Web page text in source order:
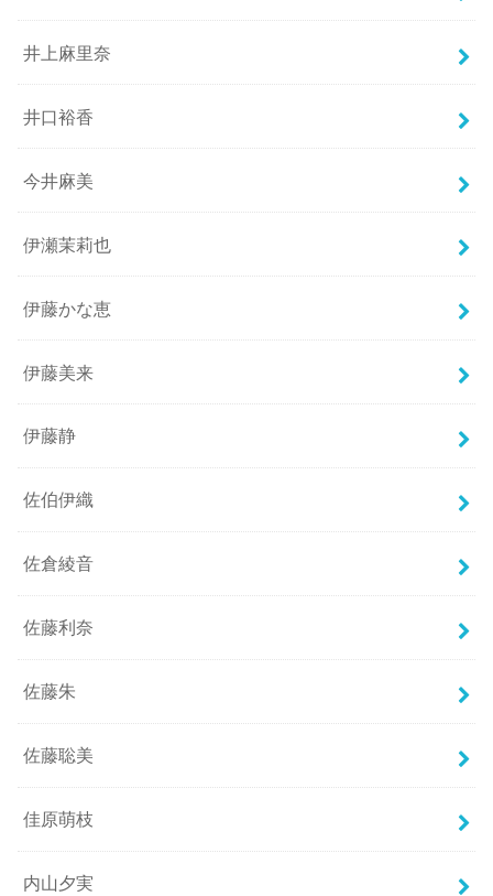
井上麻里奈
井口裕香
今井麻美
伊瀬茉莉也
伊藤かな恵
伊藤美来
伊藤静
佐伯伊織
佐倉綾音
佐藤利奈
佐藤朱
佐藤聡美
佳原萌枝
内山夕実